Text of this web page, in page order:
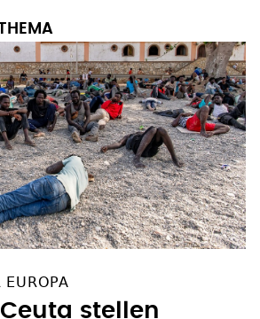
EUROPA
stellen